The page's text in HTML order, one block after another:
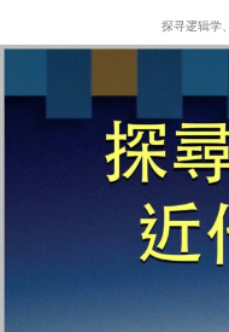
探寻逻辑学